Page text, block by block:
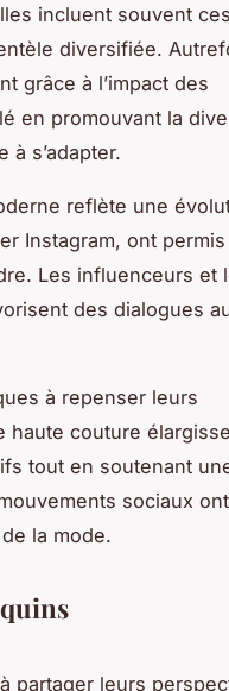
incluent souvent ces
diversifiée.
grâce à l’impact des
en promouvant la
s’adapter.
reflète une
Instagram, ont permis
Les influenceurs et
des dialogues
à repenser leurs
haute couture
tout en soutenant
sociaux
la mode.
partager leurs